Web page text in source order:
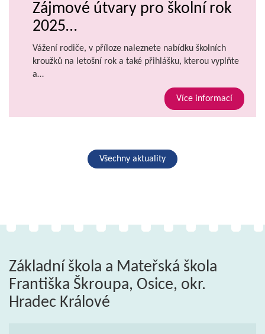
Zájmové útvary pro školní rok
2025…
Vážení rodiče, v příloze naleznete nabídku školních
kroužků na letošní rok a také přihlášku, kterou vyplňte
a…
Více informací
Všechny aktuality
Základní škola a Mateřská škola
Františka Škroupa, Osice, okr.
Hradec Králové